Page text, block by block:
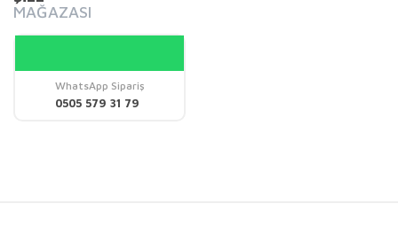
MAĞAZASI
WhatsApp Sipariş
0505 579 31 79